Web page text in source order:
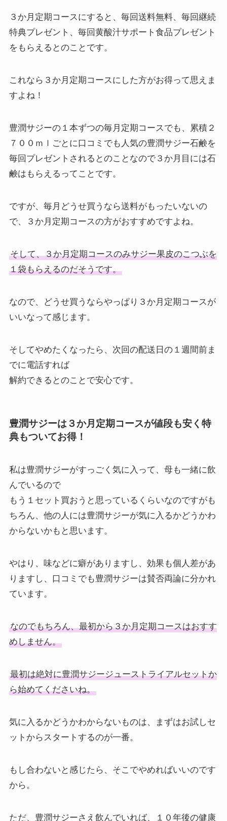
３か月定期コースにすると、毎回送料無料、毎回継続
特典プレゼント、毎回黄酸汁サポート食品プレゼント
をもらえるとのことです。
これなら３か月定期コースにした方がお得って思えま
すよね！
豊潤サジーの１本ずつの毎月定期コースでも、累積２
７００ｍｌごとに口コミでも人気の豊潤サジー石鹸を
毎回プレゼントされるとのことなので３か月目には石
鹸はもらえるってことです。
ですが、毎月どうせ買うなら送料がもったいないの
で、３か月定期コースの方がおすすめですよね。
そして、３か月定期コースのみサジー果皮のこつぶを
１袋もらえるのだそうです。
なので、どうせ買うならやっぱり３か月定期コースが
いいなって感じます。
そしてやめたくなったら、次回の配送日の１週間前ま
でに電話すれば
解約できるとのことで安心です。
豊潤サジーは３か月定期コースが値段も安く特
典もついてお得！
私は豊潤サジーがすっごく気に入って、母も一緒に飲
んでいるので
もう１セット買おうと思っているくらいなのですがも
ちろん、他の人には豊潤サジーが気に入るかどうかわ
からないかもと思います。
やはり、味などに癖がありますし、効果も個人差があ
りますし、口コミでも豊潤サジーは賛否両論に分かれ
ています。
なのでもちろん、最初から３か月定期コースはおすす
めしません。
最初は絶対に豊潤サジージューストライアルセットか
ら始めてくださいね。
気に入るかどうかわからないものは、まずはお試しセ
ットからスタートするのが一番。
もし合わないと感じたら、そこでやめればいいのです
から。
ただ、豊潤サジーさえ飲んでいれば、１０年後の健康